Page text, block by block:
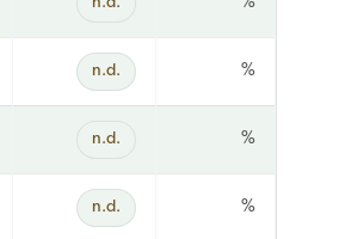
n.d. %
n.d. %
n.d. %